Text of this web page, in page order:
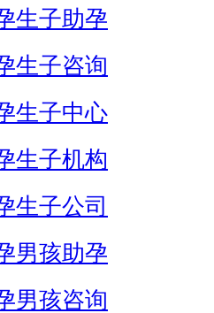
生子助孕
生子咨询
生子中心
生子机构
生子公司
男孩助孕
男孩咨询